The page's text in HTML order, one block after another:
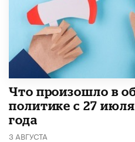
​Что произошло в
политике с 27 июля
года
3 АВГУСТА